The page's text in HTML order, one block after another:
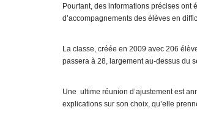
Pourtant, des informations précises ont
d’accompagnements des élèves en
La classe, créée en 2009 avec 206
passera à 28, largement au-dessus du
Une ultime réunion d’ajustement est
explications sur son choix, qu’elle